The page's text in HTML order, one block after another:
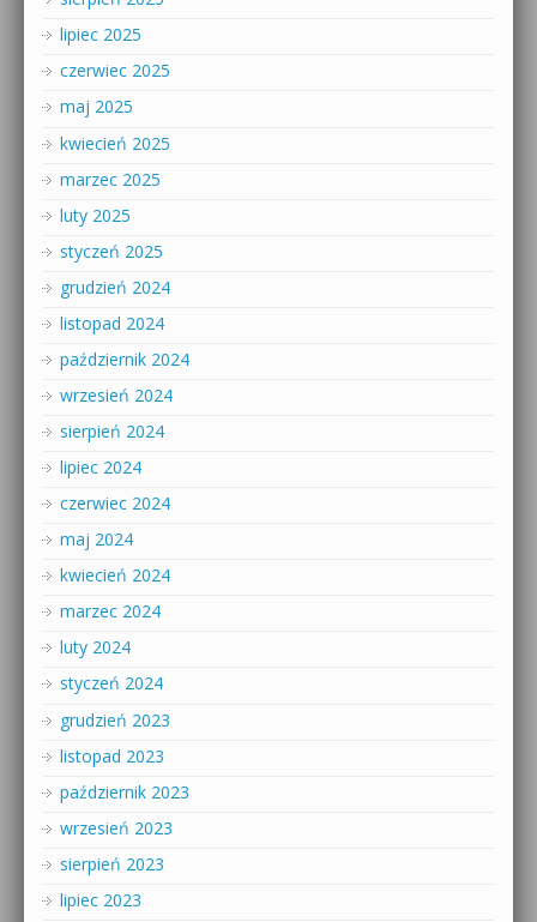
lipiec 2025
czerwiec 2025
maj 2025
kwiecień 2025
marzec 2025
luty 2025
styczeń 2025
grudzień 2024
listopad 2024
październik 2024
wrzesień 2024
sierpień 2024
lipiec 2024
czerwiec 2024
maj 2024
kwiecień 2024
marzec 2024
luty 2024
styczeń 2024
grudzień 2023
listopad 2023
październik 2023
wrzesień 2023
sierpień 2023
lipiec 2023